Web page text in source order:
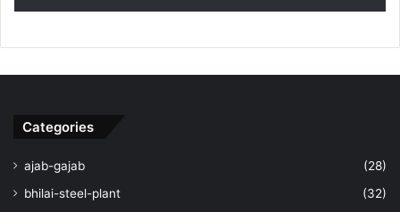
Categories
ajab-gajab
(28)
bhilai-steel-plant
(32)